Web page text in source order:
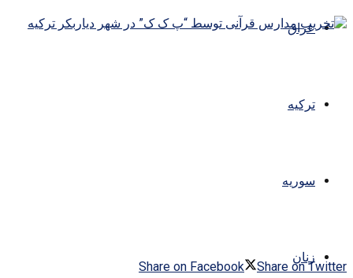
عراق
ترکیه
سوریه
زنان
Share on Facebook
Share on Twitter